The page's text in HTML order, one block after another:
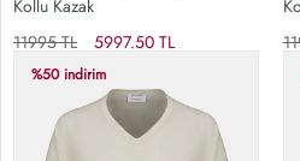
Kollu Kazak
11995 TL
5997.50 TL
%50 indirim